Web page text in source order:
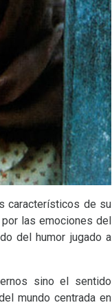
característicos de su
por las emociones del
del humor jugado a
sino el sentido
mundo centrada en